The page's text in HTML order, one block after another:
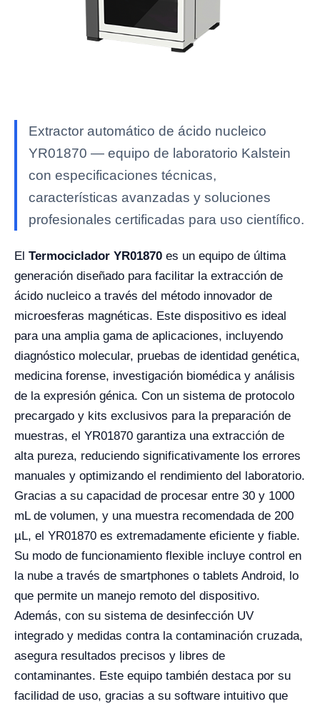
Extractor automático de ácido nucleico
YR01870 — equipo de laboratorio Kalstein
con especificaciones técnicas,
características avanzadas y soluciones
profesionales certificadas para uso científico.
El Termociclador YR01870 es un equipo de última
generación diseñado para facilitar la extracción de
ácido nucleico a través del método innovador de
microesferas magnéticas. Este dispositivo es ideal
para una amplia gama de aplicaciones, incluyendo
diagnóstico molecular, pruebas de identidad genética,
medicina forense, investigación biomédica y análisis
de la expresión génica. Con un sistema de protocolo
precargado y kits exclusivos para la preparación de
muestras, el YR01870 garantiza una extracción de
alta pureza, reduciendo significativamente los errores
manuales y optimizando el rendimiento del laboratorio.
Gracias a su capacidad de procesar entre 30 y 1000
mL de volumen, y una muestra recomendada de 200
µL, el YR01870 es extremadamente eficiente y fiable.
Su modo de funcionamiento flexible incluye control en
la nube a través de smartphones o tablets Android, lo
que permite un manejo remoto del dispositivo.
Además, con su sistema de desinfección UV
integrado y medidas contra la contaminación cruzada,
asegura resultados precisos y libres de
contaminantes. Este equipo también destaca por su
facilidad de uso, gracias a su software intuitivo que